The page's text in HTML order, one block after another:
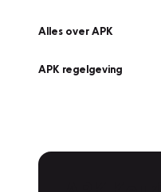
Alles over APK
APK regelgeving